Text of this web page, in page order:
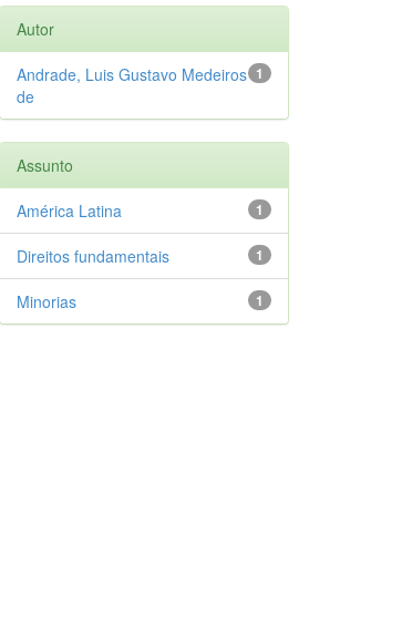
Autor
1
Andrade, Luis Gustavo Medeiros
de
Assunto
1
América Latina
1
Direitos fundamentais
1
Minorias